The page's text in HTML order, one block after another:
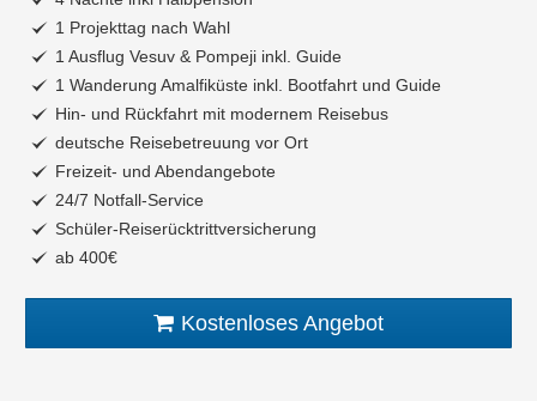
1 Projekttag nach Wahl
1 Ausflug Vesuv & Pompeji inkl. Guide
1 Wanderung Amalfiküste inkl. Bootfahrt und Guide
Hin- und Rückfahrt mit modernem Reisebus
deutsche Reisebetreuung vor Ort
Freizeit- und Abendangebote
24/7 Notfall-Service
Schüler-Reiserücktrittversicherung
ab 400€
Kostenloses Angebot